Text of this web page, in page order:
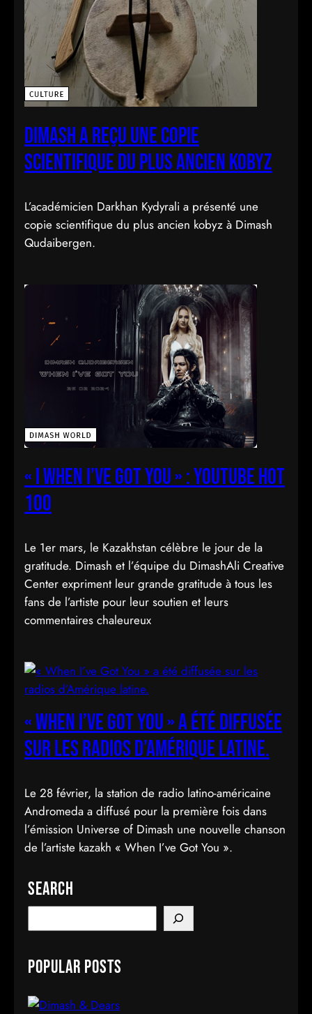
Dimash a reçu une copie
scientifique du plus ancien kobyz
L’académicien Darkhan Kydyrali a présenté une
copie scientifique du plus ancien kobyz à Dimash
Qudaibergen.
« I when I’ve got you » : YouTube hot
100
Le 1er mars, le Kazakhstan célèbre le jour de la
gratitude. Dimash et l’équipe du DimashAli Creative
Center expriment leur grande gratitude à tous les
fans de l’artiste pour leur soutien et leurs
commentaires chaleureux
« When I’ve Got You » a été diffusée
sur les radios d’Amérique latine.
Le 28 février, la station de radio latino-américaine
Andromeda a diffusé pour la première fois dans
l’émission Universe of Dimash une nouvelle chanson
de l’artiste kazakh « When I’ve Got You ».
Search
e
r
h
Popular Posts